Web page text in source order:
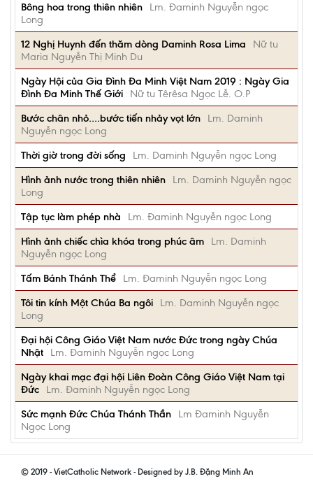
Bông hoa trong thiên nhiên
Lm. Đaminh Nguyễn ngọc
Long
12 Nghị Huynh đến thăm dòng Daminh Rosa Lima
Nữ tu
Maria Nguyễn Thị Minh Du
Ngày Hội của Gia Đình Đa Minh Việt Nam 2019 : Ngày Gia
Đình Đa Minh Thế Giới
Nữ tu Têrêsa Ngọc Lễ. O.P
Bước chân nhỏ….bước tiến nhảy vọt lớn
Lm. Daminh
Nguyễn ngọc Long
Thời giờ trong đời sống
Lm. Daminh Nguyễn ngọc Long
Hình ảnh nước trong thiên nhiên
Lm. Daminh Nguyễn ngọc
Long
Tập tục làm phép nhà
Lm. Đaminh Nguyễn ngọc Long
Hình ảnh chiếc chìa khóa trong phúc âm
Lm. Daminh
Nguyễn ngọc Long
Tấm Bánh Thánh Thể
Lm. Đaminh Nguyễn ngọc Long
Tôi tin kính Một Chúa Ba ngôi
Lm. Daminh Nguyễn ngọc
Long
Đại hội Công Giáo Việt Nam nước Đức trong ngày Chúa
Nhật
Lm. Đaminh Nguyễn ngọc Long
Ngày khai mạc đại hội Liên Đoàn Công Giáo Việt Nam tại
Đức
Lm. Đaminh Nguyễn ngọc Long
Sức mạnh Đức Chúa Thánh Thần
Lm Đaminh Nguyễn
Ngọc Long
© 2019 - VietCatholic Network - Designed by J.B. Đặng Minh An